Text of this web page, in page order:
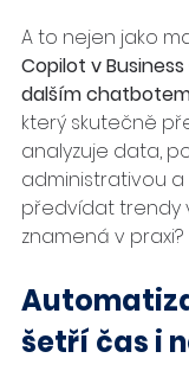
A to nejen jako
Copilot v
dalším
který skutečně
analyzuje data,
administrativou
předvídat trendy
znamená v praxi?
šetří čas i